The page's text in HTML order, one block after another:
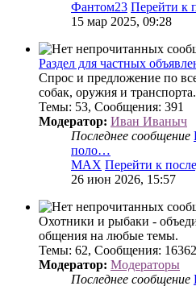
Фантом23 Перейти к
15 мар 2025, 09:28
Раздел для частных
Спрос и предложение по
собак, оружия и транспорта.
Темы: 53, Сообщения: 391
Модератор: Иван Иваныч
Последнее сообщение
поло…
MAX Перейти к
26 июн 2026, 15:57
Охотники и рыбаки -
общения на любые темы.
Темы: 62, Сообщения: 16362
Модератор: Модераторы
Последнее сообщение